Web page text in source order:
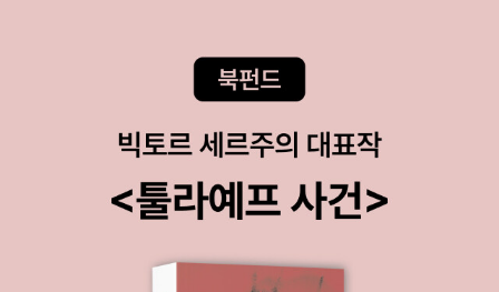
소개되어왔는데 BCG에 대해서도 이 책과 함께 몇몇이 번역되고 있
다.책의 두께는 얇지만 구조화가 잘 되어 있고 내용 또한 충실하다. 전
략을 제대로 이해하고 싶어하는 독자들에게 꽤 도움이 될 책이라고